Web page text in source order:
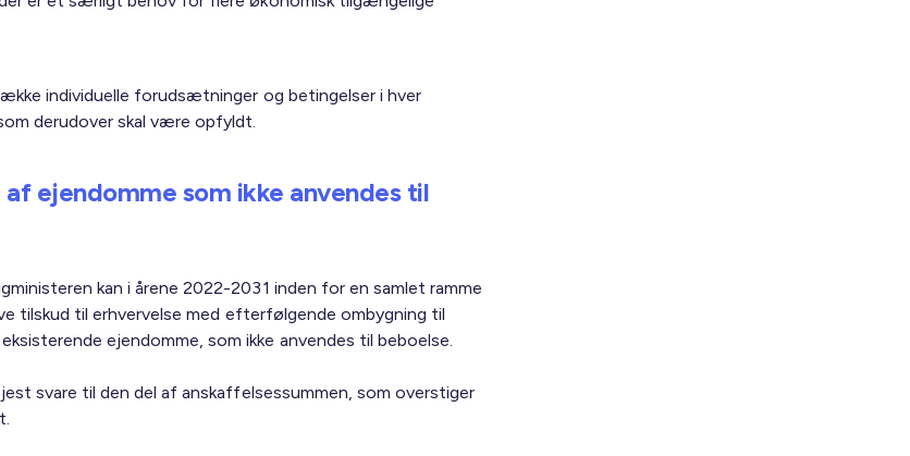
individuelle forudsætninger og betingelser i hver
derudover skal være opfyldt.
af ejendomme som ikke anvendes til
kan i årene 2022-2031 inden for en samlet ramme
tilskud til erhvervelse med efterfølgende ombygning til
ejendomme, som ikke anvendes til beboelse.
svare til den del af anskaffelsessummen, som overstiger